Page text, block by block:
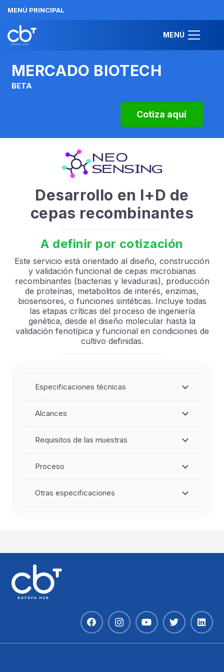
MENÚ PRINCIPAL
MENÚ
MERCADO BIOTECH
BETA
Cotiza aquí
Desarrollo en I+D de
cepas recombinantes
A definir por cotización
Este servicio está orientado al diseño, construcción
y validación funcional de cepas microbianas
recombinantes (bacterias y levaduras), producción
de proteínas, metabolitos de interés, enzimas,
biosensores, o funciones sintéticas. Incluye todas
las etapas críticas del proceso de ingeniería
genética, desde el diseño molecular hasta la
validación fenotípica y funcional en condiciones de
cultivo definidas.
Especificaciones técnicas
Alcances
Requisitos de las muestras
Proceso
Otras especificaciones